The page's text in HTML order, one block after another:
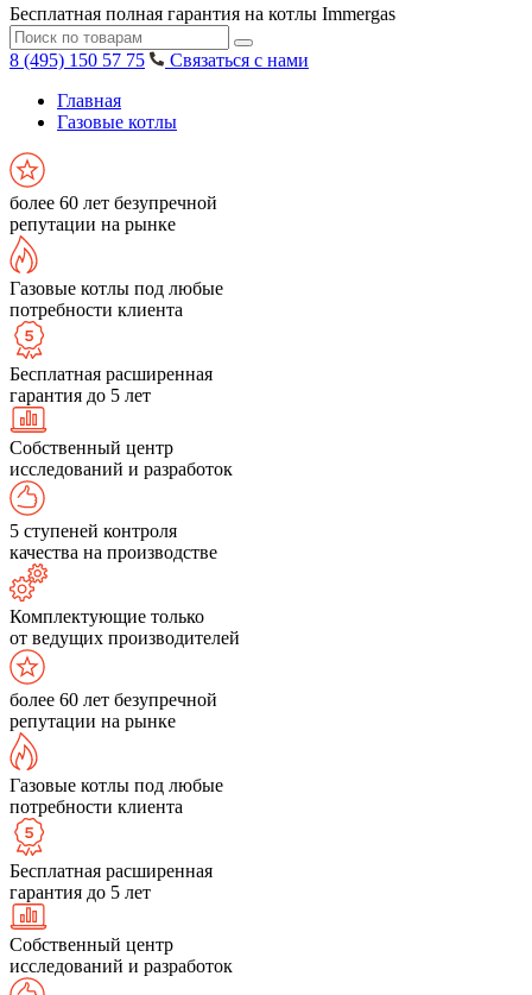
Бесплатная полная гарантия на котлы Immergas
8 (495) 150 57 75
Связаться с нами
Главная
Газовые котлы
более 60 лет безупречной
репутации на рынке
Газовые котлы под любые
потребности клиента
Бесплатная расширенная
гарантия до 5 лет
Собственный центр
исследований и разработок
5 ступеней контроля
качества на производстве
Комплектующие только
от ведущих производителей
более 60 лет безупречной
репутации на рынке
Газовые котлы под любые
потребности клиента
Бесплатная расширенная
гарантия до 5 лет
Собственный центр
исследований и разработок